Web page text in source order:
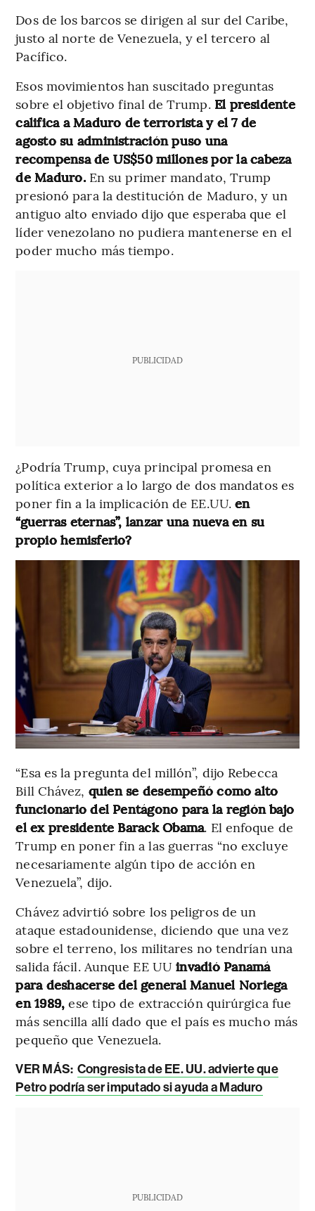
Dos de los barcos se dirigen al sur del Caribe,
justo al norte de Venezuela, y el tercero al
Pacífico.
Esos movimientos han suscitado preguntas
sobre el objetivo final de Trump. El presidente
califica a Maduro de terrorista y el 7 de
agosto su administración puso una
recompensa de US$50 millones por la cabeza
de Maduro.En su primer mandato, Trump
presionó para la destitución de Maduro, y un
antiguo alto enviado dijo que esperaba que el
líder venezolano no pudiera mantenerse en el
poder mucho más tiempo.
PUBLICIDAD
¿Podría Trump, cuya principal promesa en
política exterior a lo largo de dos mandatos es
poner fin a la implicación de EE.UU. en
“guerras eternas”, lanzar una nueva en su
propio hemisferio?
“Esa es la pregunta del millón”, dijo Rebecca
Bill Chávez, quien se desempeñó como alto
funcionario del Pentágono para la región bajo
el ex presidente Barack Obama. El enfoque de
Trump en poner fin a las guerras “no excluye
necesariamente algún tipo de acción en
Venezuela”, dijo.
Chávez advirtió sobre los peligros de un
ataque estadounidense, diciendo que una vez
sobre el terreno, los militares no tendrían una
salida fácil. Aunque EE UU invadió Panamá
para deshacerse del general Manuel Noriega
en 1989, ese tipo de extracción quirúrgica fue
más sencilla allí dado que el país es mucho más
pequeño que Venezuela.
VER MÁS: Congresista de EE. UU. advierte que
Petro podría ser imputado si ayuda a Maduro
PUBLICIDAD